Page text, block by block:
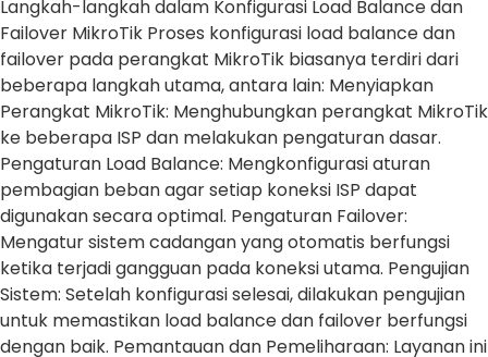
Langkah-langkah dalam Konfigurasi Load Balance dan
Failover MikroTik Proses konfigurasi load balance dan
failover pada perangkat MikroTik biasanya terdiri dari
beberapa langkah utama, antara lain: Menyiapkan
Perangkat MikroTik: Menghubungkan perangkat MikroTik
ke beberapa ISP dan melakukan pengaturan dasar.
Pengaturan Load Balance: Mengkonfigurasi aturan
pembagian beban agar setiap koneksi ISP dapat
digunakan secara optimal. Pengaturan Failover:
Mengatur sistem cadangan yang otomatis berfungsi
ketika terjadi gangguan pada koneksi utama. Pengujian
Sistem: Setelah konfigurasi selesai, dilakukan pengujian
untuk memastikan load balance dan failover berfungsi
dengan baik. Pemantauan dan Pemeliharaan: Layanan ini